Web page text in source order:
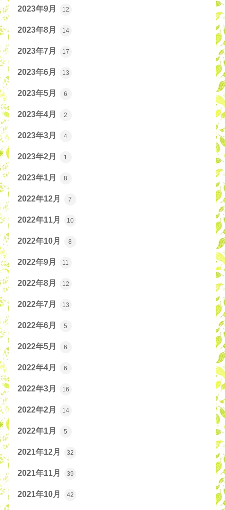
2023年9月 12
2023年8月 14
2023年7月 17
2023年6月 13
2023年5月 6
2023年4月 2
2023年3月 4
2023年2月 1
2023年1月 8
2022年12月 7
2022年11月 10
2022年10月 8
2022年9月 11
2022年8月 12
2022年7月 13
2022年6月 5
2022年5月 6
2022年4月 6
2022年3月 16
2022年2月 14
2022年1月 5
2021年12月 32
2021年11月 39
2021年10月 42